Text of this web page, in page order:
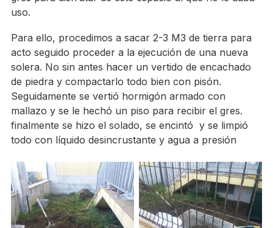
uso.
Para ello, procedimos a sacar 2-3 M3 de tierra para
acto seguido proceder a la ejecución de una nueva
solera. No sin antes hacer un vertido de encachado
de piedra y compactarlo todo bien con pisón.
Seguidamente se vertió hormigón armado con
mallazo y se le hechó un piso para recibir el gres.
finalmente se hizo el solado, se encintó y se limpió
todo con líquido desincrustante y agua a presión